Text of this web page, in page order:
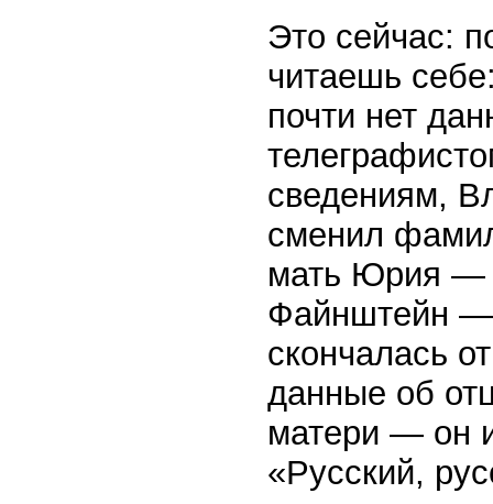
Это сейчас:
читаешь
почти нет
сведениям,
сменил
мать Юрия —
Файнштейн —
скончалась
данные об
матери — он
«Русский,